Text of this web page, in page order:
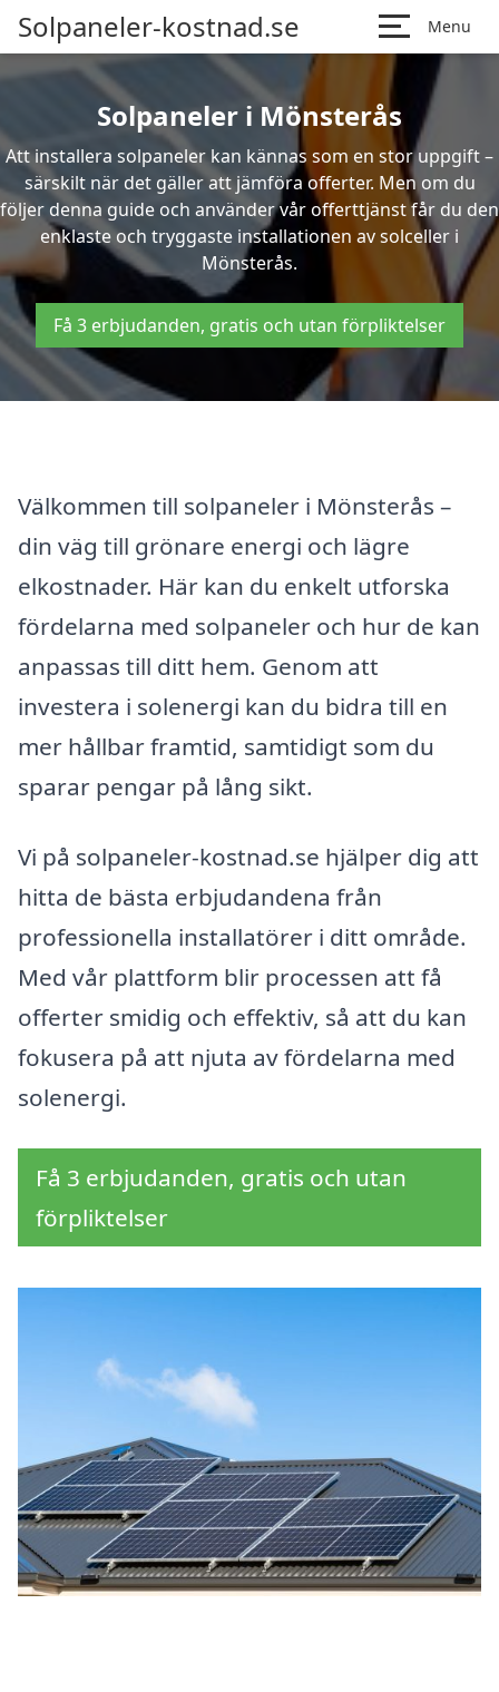
Solpaneler-kostnad.se Menu
Solpaneler i Mönsterås
Att installera solpaneler kan kännas som en stor uppgift –
särskilt när det gäller att jämföra offerter. Men om du
följer denna guide och använder vår offerttjänst får du den
enklaste och tryggaste installationen av solceller i
Mönsterås.
Få 3 erbjudanden, gratis och utan förpliktelser
Välkommen till solpaneler i Mönsterås –
din väg till grönare energi och lägre
elkostnader. Här kan du enkelt utforska
fördelarna med solpaneler och hur de kan
anpassas till ditt hem. Genom att
investera i solenergi kan du bidra till en
mer hållbar framtid, samtidigt som du
sparar pengar på lång sikt.
Vi på solpaneler-kostnad.se hjälper dig att
hitta de bästa erbjudandena från
professionella installatörer i ditt område.
Med vår plattform blir processen att få
offerter smidig och effektiv, så att du kan
fokusera på att njuta av fördelarna med
solenergi.
Få 3 erbjudanden, gratis och utan
förpliktelser